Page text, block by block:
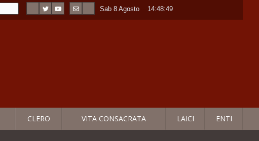
Sab 8 Agosto 14:48:50
CLERO VITA CONSACRATA LAICI ENTI